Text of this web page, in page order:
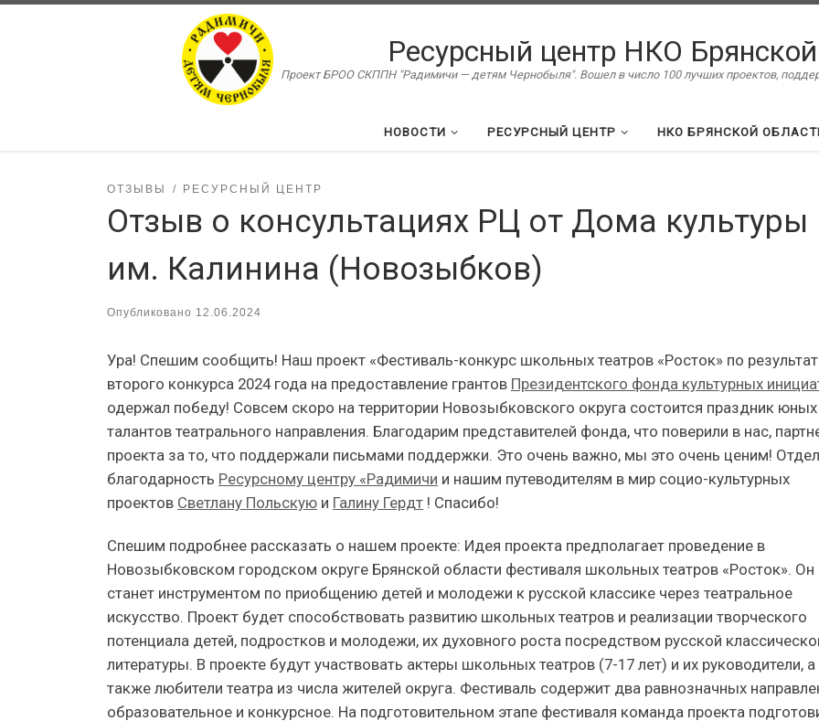
Ресурсный центр НКО
Проект БРОО СКППН "Радимичи — детям Чернобыля". Вошел в число 100 лучших проектов,
НОВОСТИ РЕСУРСНЫЙ ЦЕНТР НКО БРЯНСКОЙ
ОТЗЫВЫ РЕСУРСНЫЙ ЦЕНТР
Отзыв о консультациях РЦ от Дома культуры
им. Калинина (Новозыбков)
Опубликовано 12.06.2024
Ура! Спешим сообщить! Наш проект «Фестиваль-конкурс школьных театров «Росток» по
второго конкурса 2024 года на предоставление грантов Президентского фонда культурных
одержал победу! Совсем скоро на территории Новозыбковского округа состоится праздник юных
талантов театрального направления. Благодарим представителей фонда, что поверили в нас,
проекта за то, что поддержали письмами поддержки. Это очень важно, мы это очень ценим!
благодарность Ресурсному центру «Радимичи и нашим путеводителям в мир социо-культурных
проектов Светлану Польскую и Галину Гердт ! Спасибо!
Спешим подробнее рассказать о нашем проекте: Идея проекта предполагает проведение в
Новозыбковском городском округе Брянской области фестиваля школьных театров «Росток». Он
станет инструментом по приобщению детей и молодежи к русской классике через театральное
искусство. Проект будет способствовать развитию школьных театров и реализации творческого
потенциала детей, подростков и молодежи, их духовного роста посредством русской
литературы. В проекте будут участвовать актеры школьных театров (7-17 лет) и их руководители, а
также любители театра из числа жителей округа. Фестиваль содержит два равнозначных
образовательное и конкурсное. На подготовительном этапе фестиваля команда проекта